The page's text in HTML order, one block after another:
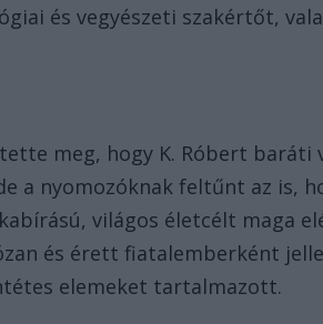
és vegyészeti szakértőt,
meg, hogy K. Róbert baráti
a nyomozóknak feltűnt az is,
világos életcélt maga
és érett fiatalemberként
elemeket tartalmazott.